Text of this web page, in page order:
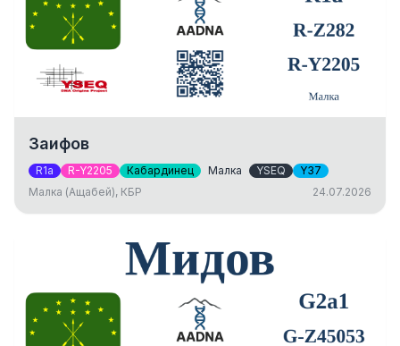
Заифов
R1a R-Y2205 Кабардинец Малка YSEQ
Y37
Малка (Ащабей), КБР
24.07.2026